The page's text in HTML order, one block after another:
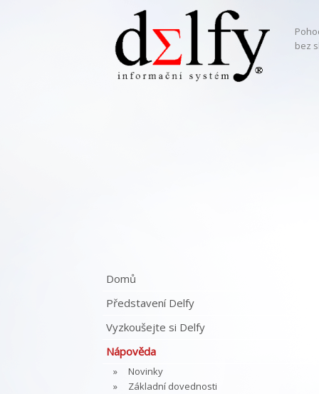
bez
Domů
Představení Delfy
Vyzkoušejte si Delfy
Nápověda
Novinky
Základní dovednosti